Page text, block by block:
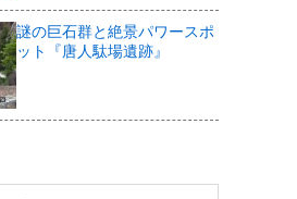
謎の巨石群と絶景パワースポ
ット『唐人駄場遺跡』